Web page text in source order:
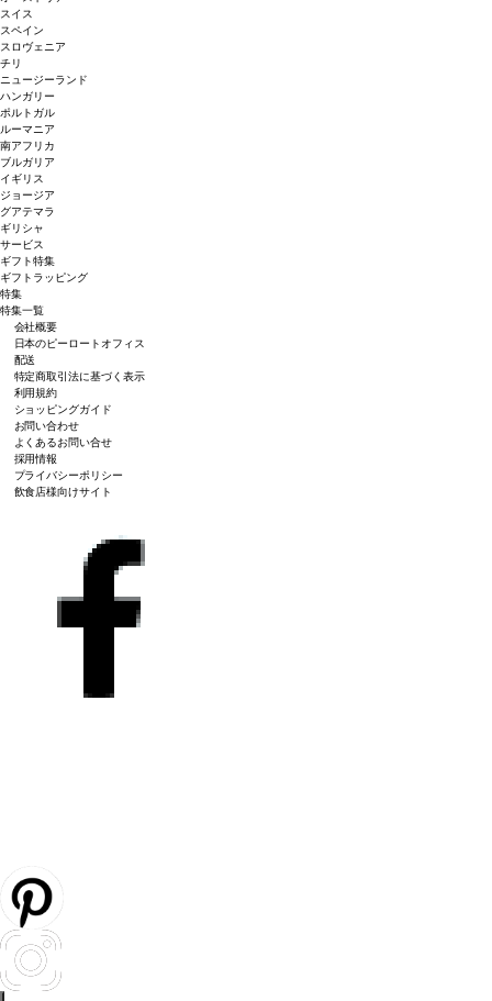
スイス
スペイン
スロヴェニア
チリ
ニュージーランド
ハンガリー
ポルトガル
ルーマニア
南アフリカ
ブルガリア
イギリス
ジョージア
グアテマラ
ギリシャ
サービス
ギフト特集
ギフトラッピング
特集
特集一覧
会社概要
日本のピーロートオフィス
配送
特定商取引法に基づく表示
利用規約
ショッピングガイド
お問い合わせ
よくあるお問い合せ
採用情報
プライバシーポリシー
飲食店様向けサイト